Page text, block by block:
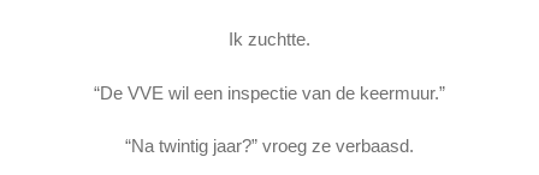
Ik zuchtte.
“De VVE wil een inspectie van de keermuur.”
“Na twintig jaar?” vroeg ze verbaasd.